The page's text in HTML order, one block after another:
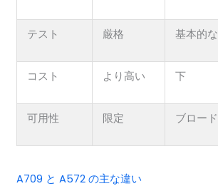
テスト 厳格 基本的な
コスト より高い 下
可用性 限定 ブロード
A709 と A572 の主な違い